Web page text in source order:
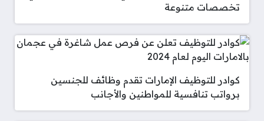
تخصصات متنوعة
كوادر للتوظيف الإمارات تقدم وظائف للجنسين
برواتب تنافسية للمواطنين والأجانب